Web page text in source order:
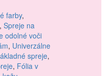
farby,
, Spreje na
odolné voči
, Univerzálne
spreje,
, Fólia v